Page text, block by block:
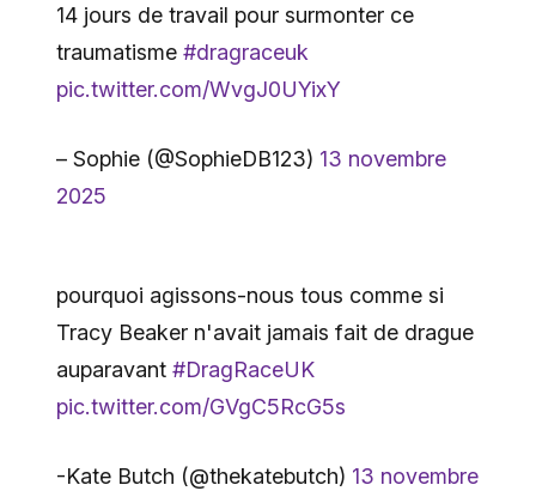
14 jours de travail pour surmonter ce
traumatisme #dragraceuk
pic.twitter.com/WvgJ0UYixY
– Sophie (@SophieDB123) 13 novembre
2025
pourquoi agissons-nous tous comme si
Tracy Beaker n'avait jamais fait de drague
auparavant #DragRaceUK
pic.twitter.com/GVgC5RcG5s
-Kate Butch (@thekatebutch) 13 novembre